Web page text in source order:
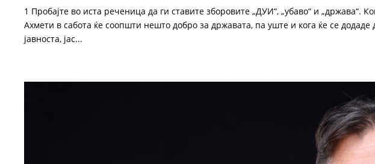
1 Пробајте во иста реченица да ги ставите зборовите „ДУИ“, „убаво“ и „држава“.
Ахмети в сабота ќе соопшти нешто добро за државата, па уште и кога ќе се додаде
јавноста, јас...